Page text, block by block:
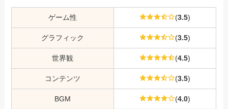
ゲーム性 (3.5)
グラフィック (3.5)
世界観 (4.5)
コンテンツ (3.5)
BGM (4.0)